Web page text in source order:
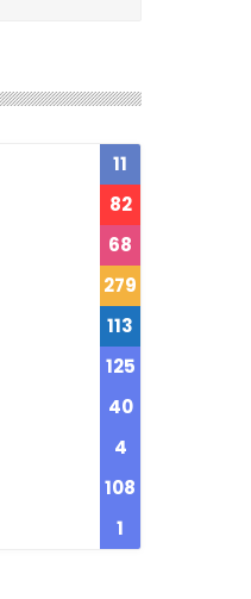
11
82
68
279
113
125
40
4
108
1